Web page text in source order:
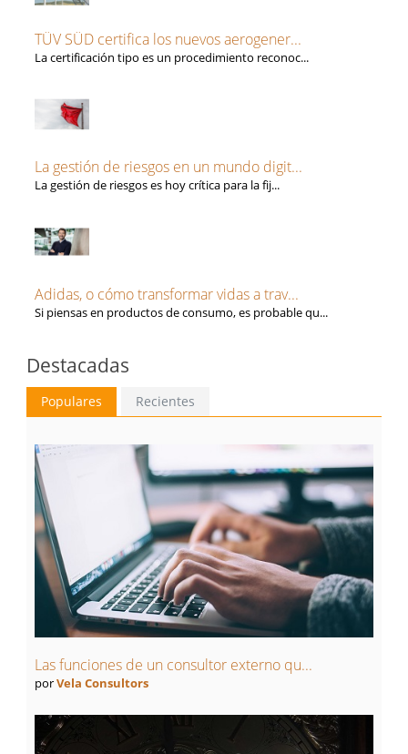
TÜV SÜD certifica los nuevos aerogener...
La certificación tipo es un procedimiento reconoc...
La gestión de riesgos en un mundo digit...
La gestión de riesgos es hoy crítica para la fij...
Adidas, o cómo transformar vidas a trav...
Si piensas en productos de consumo, es probable qu...
Destacadas
Populares Recientes
Las funciones de un consultor externo qu...
porVela Consultors